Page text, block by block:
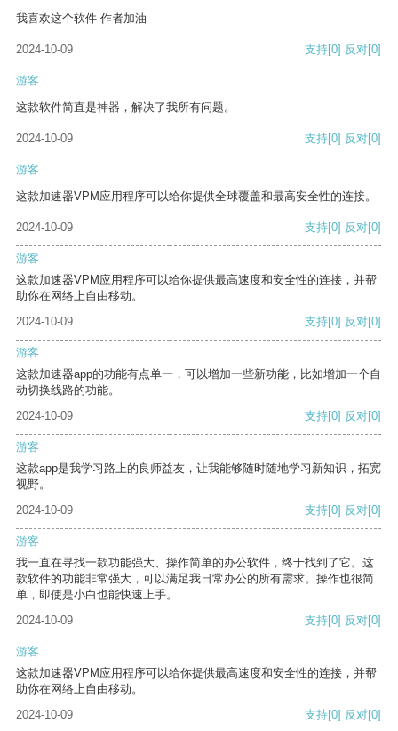
我喜欢这个软件 作者加油
2024-10-09 支持[0] 反对[0]
游客
这款软件简直是神器，解决了我所有问题。
2024-10-09 支持[0] 反对[0]
游客
这款加速器VPM应用程序可以给你提供全球覆盖和最高安全性的连接。
2024-10-09 支持[0] 反对[0]
游客
这款加速器VPM应用程序可以给你提供最高速度和安全性的连接，并帮
助你在网络上自由移动。
2024-10-09
支持[0] 反对[0]
游客
这款加速器app的功能有点单一，可以增加一些新功能，比如增加一个自
动切换线路的功能。
2024-10-09
支持[0] 反对[0]
游客
这款app是我学习路上的良师益友，让我能够随时随地学习新知识，拓宽
视野。
2024-10-09
支持[0] 反对[0]
游客
我一直在寻找一款功能强大、操作简单的办公软件，终于找到了它。这
款软件的功能非常强大，可以满足我日常办公的所有需求。操作也很简
单，即使是小白也能快速上手。
2024-10-09
支持[0] 反对[0]
游客
这款加速器VPM应用程序可以给你提供最高速度和安全性的连接，并帮
助你在网络上自由移动。
2024-10-09
支持[0] 反对[0]